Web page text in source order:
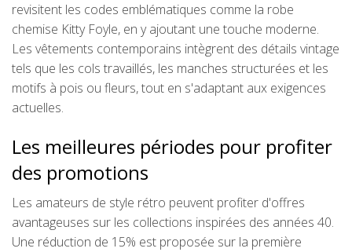
revisitent les codes emblématiques comme la robe
chemise Kitty Foyle, en y ajoutant une touche moderne.
Les vêtements contemporains intègrent des détails vintage
tels que les cols travaillés, les manches structurées et les
motifs à pois ou fleurs, tout en s'adaptant aux exigences
actuelles.
Les meilleures périodes pour profiter
des promotions
Les amateurs de style rétro peuvent profiter d'offres
avantageuses sur les collections inspirées des années 40.
Une réduction de 15% est proposée sur la première